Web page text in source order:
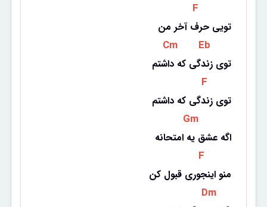
F
تویی حرف آخر من
Cm Eb
توی زندگی که داشتم
F
توی زندگی که داشتم
Gm
اگه عشق یه امتحانه
F
منو اینجوری قبول کن
Dm